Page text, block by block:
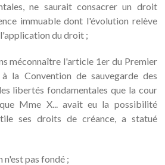
ne saurait consacrer un droit
immuable dont l'évolution relève
du droit ;
méconnaître l'article 1er du Premier
la Convention de sauvegarde des
libertés fondamentales que la cour
Mme X... avait eu la possibilité
ses droits de créance, a statué
n'est pas fondé ;